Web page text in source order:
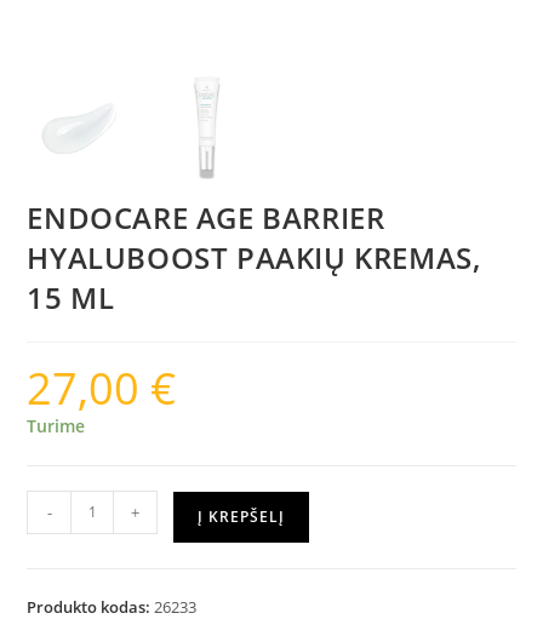
ENDOCARE AGE BARRIER
HYALUBOOST PAAKIŲ KREMAS,
15 ML
27,00 €
Turime
- + Į KREPŠELĮ
Produkto kodas:26233